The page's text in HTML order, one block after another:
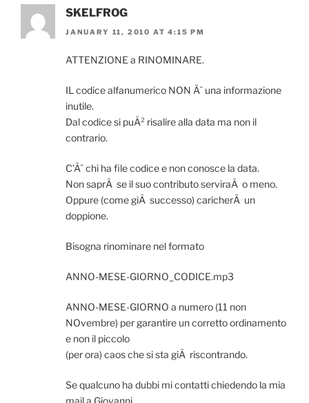
SKELFROG
JANUARY 11, 2010 AT 4:15 PM
ATTENZIONE a RINOMINARE.
IL codice alfanumerico NON Ã¨ una informazione
inutile.
Dal codice si puÃ² risalire alla data ma non il
contrario.
C’Ã¨ chi ha file codice e non conosce la data.
Non saprÃ se il suo contributo serviraÃ o meno.
Oppure (come giÃ successo) caricherÃ un
doppione.
Bisogna rinominare nel formato
ANNO-MESE-GIORNO_CODICE.mp3
ANNO-MESE-GIORNO a numero (11 non
NOvembre) per garantire un corretto ordinamento
e non il piccolo
(per ora) caos che si sta giÃ riscontrando.
Se qualcuno ha dubbi mi contatti chiedendo la mia